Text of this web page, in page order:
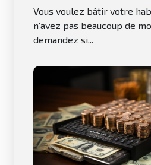
Vous voulez bâtir votre
n’avez pas beaucoup de
demandez si...